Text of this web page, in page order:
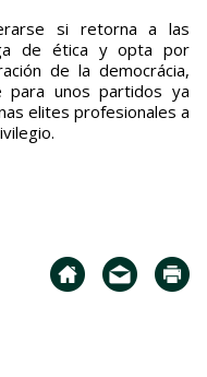
si retorna a las
de ética y opta por
de la democrácia,
para unos partidos ya
elites profesionales a